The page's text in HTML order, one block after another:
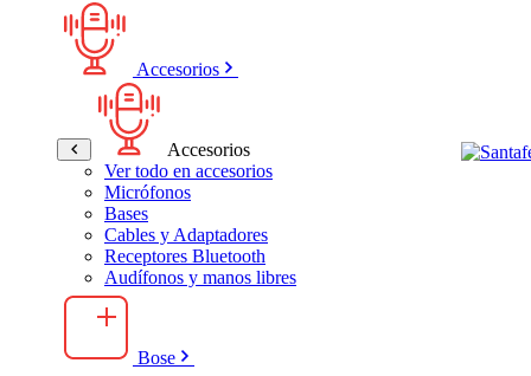
Accesorios
Accesorios
Ver todo en accesorios
Micrófonos
Bases
Cables y Adaptadores
Receptores Bluetooth
Audífonos y manos libres
Bose